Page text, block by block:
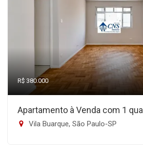
R$ 380.000
Apartamento à Venda com 1
Vila Buarque, São Paulo-SP